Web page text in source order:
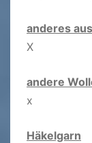
anderes
X
andere
x
Häkelgarn